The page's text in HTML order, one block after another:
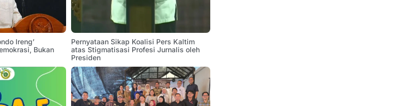
Ireng’
Bukan
Pernyataan Sikap Koalisi Pers Kaltim
atas Stigmatisasi Profesi Jurnalis oleh
Presiden